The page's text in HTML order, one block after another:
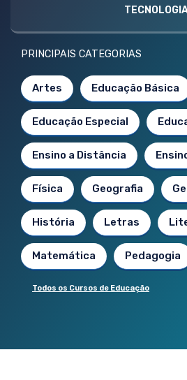
PRINCIPAIS CATEGORIAS
Artes Educação Básica
Educação Especial
Ensino a Distância
Física Geografia
História Letras
Matemática Pedagogia
Todos os Cursos de Educação